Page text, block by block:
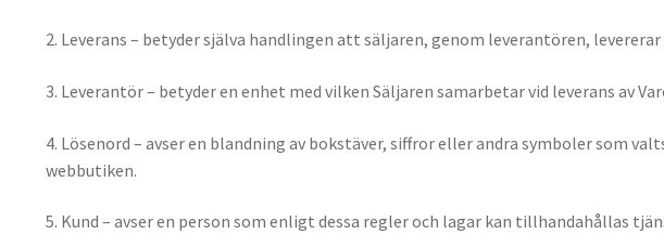
2. Leverans – betyder själva handlingen att säljaren, genom leverantören,
3. Leverantör – betyder en enhet med vilken Säljaren samarbetar vid leverans av
4. Lösenord – avser en blandning av bokstäver, siffror eller andra symboler som
webbutiken.
5. Kund – avser en person som enligt dessa regler och lagar kan tillhandahållas